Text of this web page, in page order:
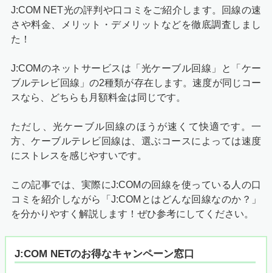
J:COM NET光の評判や口コミをご紹介します。回線の速
さや料金、メリット・デメリットなどを徹底調査しまし
た！
J:COMのネットサービスは「光ケーブル回線」と「ケー
ブルテレビ回線」の2種類が存在します。速度が同じコー
スなら、どちらも月額料金は同じです。
ただし、光ケーブル回線のほうが速くて快適です。一
方、ケーブルテレビ回線は、選ぶコースによっては速度
にストレスを感じやすいです。
この記事では、実際にJ:COMの回線を使っている人の口
コミを紹介しながら「J:COMとはどんな回線なのか？」
を分かりやすく解説します！ぜひ参考にしてください。
J:COM NETのお得なキャンペーン窓口